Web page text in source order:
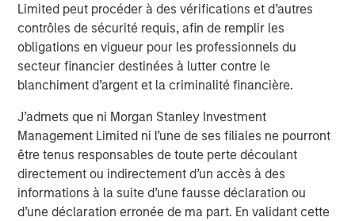
Limited peut procéder à des vérifications et d’autres
contrôles de sécurité requis, afin de remplir les
obligations en vigueur pour les professionnels du
secteur financier destinées à lutter contre le
blanchiment d’argent et la criminalité financière.
J’admets que ni Morgan Stanley Investment
Management Limited ni l’une de ses filiales ne pourront
être tenus responsables de toute perte découlant
directement ou indirectement d’un accès à des
informations à la suite d’une fausse déclaration ou
d’une déclaration erronée de ma part. En validant cette
Analyses mises en avant